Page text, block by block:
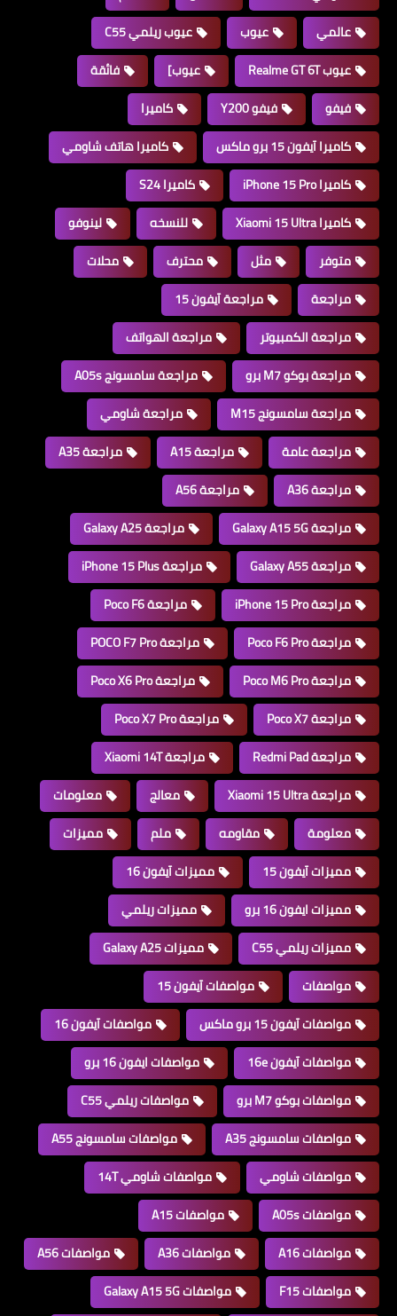
عالمي
عيوب
عيوب ريلمي C55
عيوب Realme GT 6T
عيوب]
فائقة
فيفو
فيفو Y200
كاميرا
كاميرا آيفون 15 برو ماكس
كاميرا هاتف شاومي
كاميرا iPhone 15 Pro
كاميرا S24
كاميرا Xiaomi 15 Ultra
للنسخه
لينوفو
متوفر
مثل محترف
محلات
مراجعة
مراجعة آيفون 15
مراجعة الكمبيوتر
مراجعة الهواتف
مراجعة بوكو M7 برو
مراجعة سامسونج A05s
مراجعة سامسونج M15
مراجعة شاومي
مراجعة عامة
مراجعة A15
مراجعة A35
مراجعة A36
مراجعة A56
مراجعة Galaxy A15 5G
مراجعة Galaxy A25
مراجعة Galaxy A55
مراجعة iPhone 15 Plus
مراجعة iPhone 15 Pro
مراجعة Poco F6
مراجعة Poco F6 Pro
مراجعة POCO F7 Pro
مراجعة Poco M6 Pro
مراجعة Poco X6 Pro
مراجعة Poco X7
مراجعة Poco X7 Pro
مراجعة Redmi Pad
مراجعة Xiaomi 14T
مراجعة Xiaomi 15 Ultra
معالج
معلومات
معلومة
مقاومه ملم
مميزات
مميزات آيفون 15
مميزات آيفون 16
مميزات ايفون 16 برو
مميزات ريلمي
مميزات ريلمي C55
مميزات Galaxy A25
مواصفات
مواصفات آيفون 15
مواصفات آيفون 15 برو ماكس
مواصفات آيفون 16
مواصفات آيفون 16e
مواصفات ايفون 16 برو
مواصفات بوكو M7 برو
مواصفات ريلمي C55
مواصفات سامسونج A35
مواصفات سامسونج A55
مواصفات شاومي
مواصفات شاومي 14T
مواصفات A05s
مواصفات A15
مواصفات A16
مواصفات A36
مواصفات A56
مواصفات F15
مواصفات Galaxy A15 5G